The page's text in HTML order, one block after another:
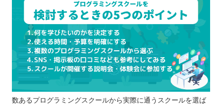
サポート体制を調べる
余裕のあるスケジュールで学習できる
現場でも通用するカリキュラムが用意され
ている
月額・入会金・教材費などもチェックする
プログラミングスクールに通う5つのメリット
効率的な学習につながる
数あるプログラミングスクールから実際に通うスクールを選ば